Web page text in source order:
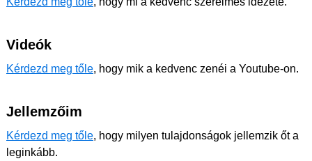
Videók
Kérdezd meg tőle, hogy mik a kedvenc zenéi a Youtube-on.
Jellemzőim
Kérdezd meg tőle, hogy milyen tulajdonságok jellemzik őt a
leginkább.